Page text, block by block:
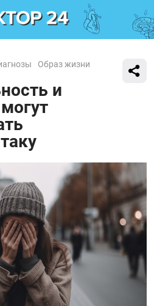
Образ жизни
и